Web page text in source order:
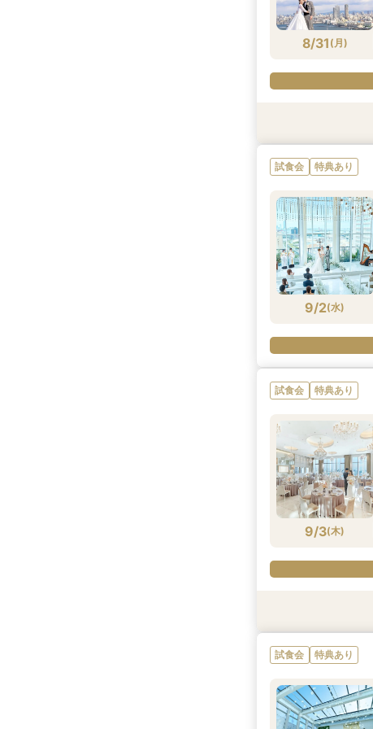
8/31 ( 月)
8/31(月)
8/31(月)
8/31(月)
8/31(月)
試食会 特典あり
9/2(水)
試食会 特典あり
9/3(木)
試食会 特典あり